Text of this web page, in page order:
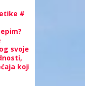
#
svoje
koji